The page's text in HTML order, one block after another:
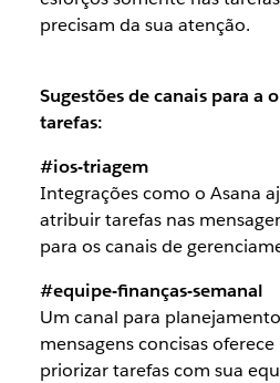
precisam da sua atenção.
Sugestões de canais para a
tarefas:
#ios-triagem
Integrações como o Asana
atribuir tarefas nas
para os canais de
#equipe-finanças-semanal
Um canal para
mensagens concisas
priorizar tarefas com sua